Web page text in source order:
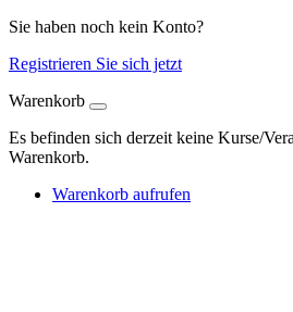
Sie haben noch kein Konto?
Registrieren Sie sich jetzt
Warenkorb
Es befinden sich derzeit keine Kurse/
Warenkorb.
Warenkorb aufrufen